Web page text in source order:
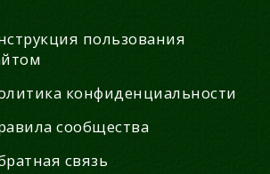
пользования
конфиденциальности
сообщества
связь